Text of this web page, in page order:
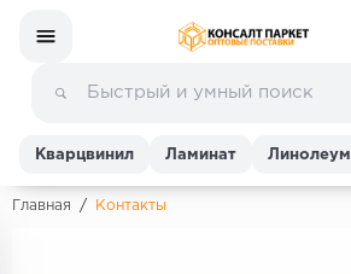
Кварцвинил Ламинат Линолеум
Главная / Контакты